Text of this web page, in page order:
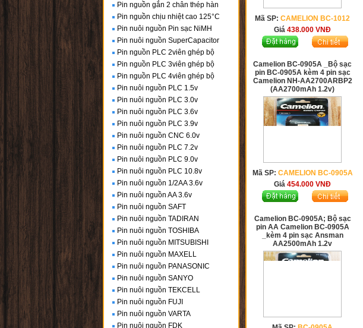
Pin nguồn gắn 2 chân thép hàn
Pin nguồn chịu nhiệt cao 125°C
Pin nuôi nguồn Pin sạc NiMH
Pin nuôi nguồn SuperCapacitor
Pin nguồn PLC 2viên ghép bộ
Pin nguồn PLC 3viên ghép bộ
Pin nguồn PLC 4viên ghép bộ
Pin nuôi nguồn PLC 1.5v
Pin nuôi nguồn PLC 3.0v
Pin nuôi nguồn PLC 3.6v
Pin nuôi nguồn PLC 3.9v
Pin nuôi nguồn CNC 6.0v
Pin nuôi nguồn PLC 7.2v
Pin nuôi nguồn PLC 9.0v
Pin nuôi nguồn PLC 10.8v
Pin nuôi nguồn 1/2AA 3.6v
Pin nuôi nguồn AA 3.6v
Pin nuôi nguồn SAFT
Pin nuôi nguồn TADIRAN
Pin nuôi nguồn TOSHIBA
Pin nuôi nguồn MITSUBISHI
Pin nuôi nguồn MAXELL
Pin nuôi nguồn PANASONIC
Pin nuôi nguồn SANYO
Pin nuôi nguồn TEKCELL
Pin nuôi nguồn FUJI
Pin nuôi nguồn VARTA
Pin nuôi nguồn FDK
Mã SP:CAMELION BC-1012
Giá438.000VNĐ
Camelion BC-0905A _Bộ sạc
pin BC-0905A kèm 4 pin sạc
Camelion NH-AA2700ARBP2
(AA2700mAh 1.2v)
Mã SP: CAMELION BC-0905A
Giá454.000VNĐ
Camelion BC-0905A; Bộ sạc
pin AA Camelion BC-0905A
_kèm 4 pin sạc Ansman
AA2500mAh 1.2v